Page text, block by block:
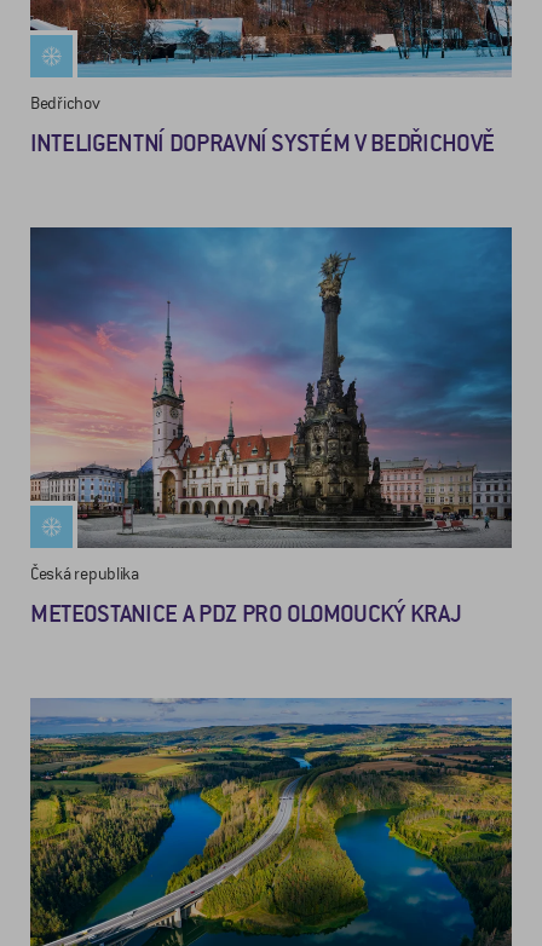
Bedřichov
INTELIGENTNÍ DOPRAVNÍ SYSTÉM V BEDŘICHOVĚ
Česká republika
METEOSTANICE A PDZ PRO OLOMOUCKÝ KRAJ